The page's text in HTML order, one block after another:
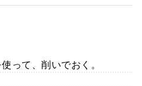
って、削いでおく。